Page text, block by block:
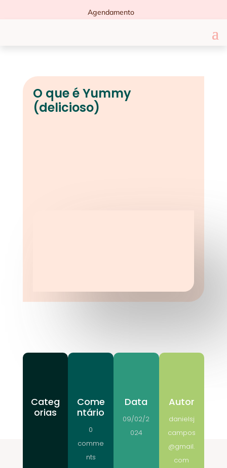
Agendamento
O que é Yummy
(delicioso)
Categ
orias
Come
ntário
0
comme
nts
Data
09/02/2
024
Autor
danielsj
campos
@gmail.
com